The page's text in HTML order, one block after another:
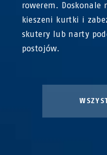
rowerem. Doskonale
kieszeni kurtki i
skutery lub narty
postojów.